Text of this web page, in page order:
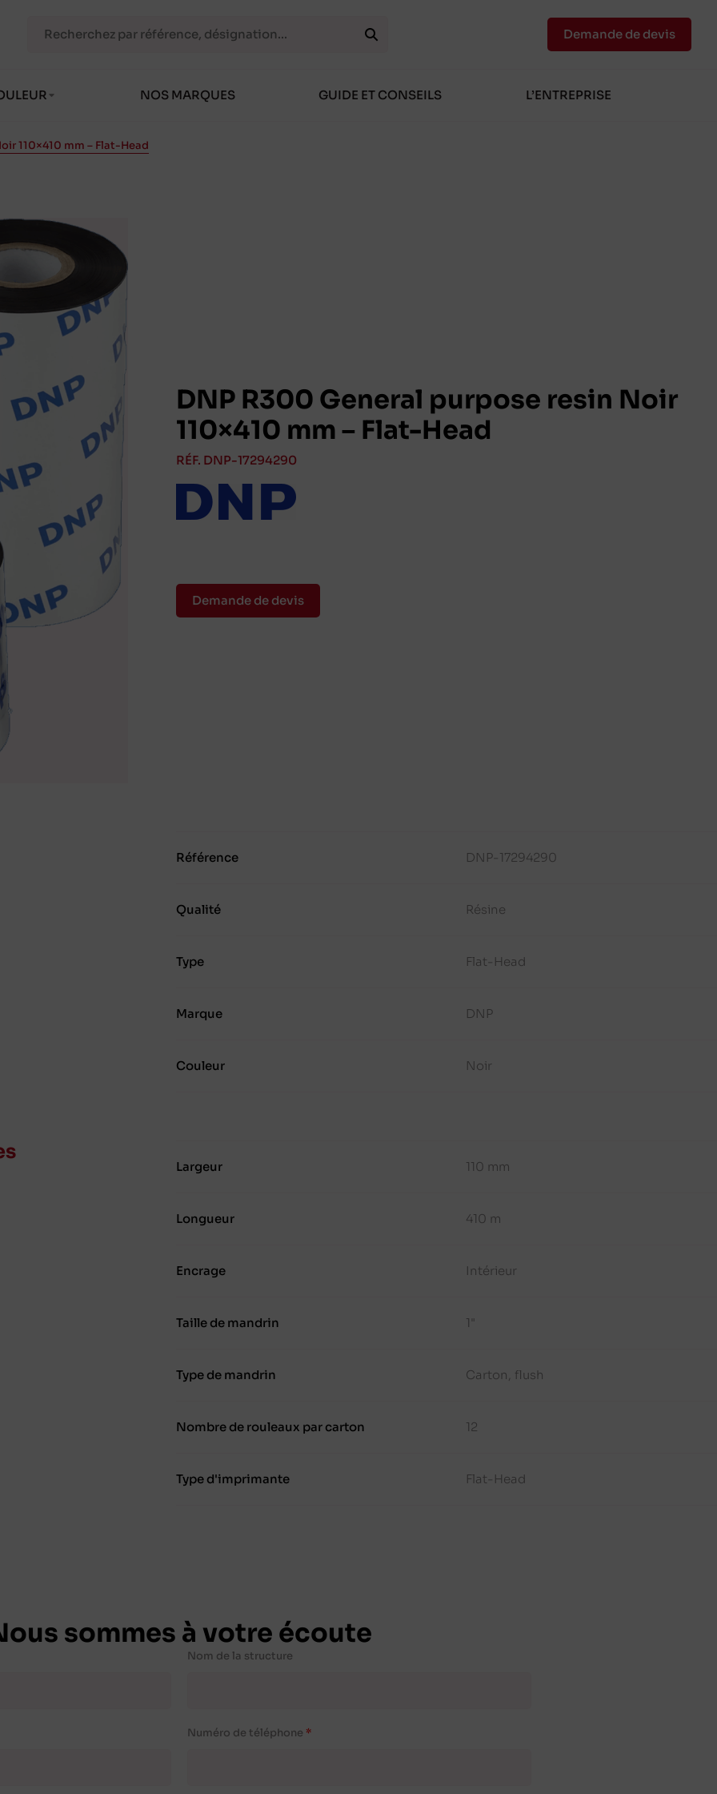
NOS MARQUES GUIDE ET CONSEILS L’ENTREPRISE
Demande de devis
110×410 mm – Flat-Head
DNP R300 General purpose resin Noir
110×410 mm – Flat-Head
RÉF. DNP-17294290
Demande de devis
Référence DNP-17294290
Qualité Résine
Type Flat-Head
Marque DNP
Couleur Noir
Largeur 110 mm
Longueur 410 m
Encrage Intérieur
Taille de mandrin 1"
Type de mandrin Carton, flush
Nombre de rouleaux par carton 12
Type d'imprimante Flat-Head
sommes à votre écoute
Nom de la structure
Numéro de téléphone